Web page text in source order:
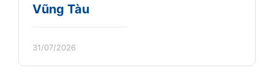
Vũng Tàu
31/07/2026